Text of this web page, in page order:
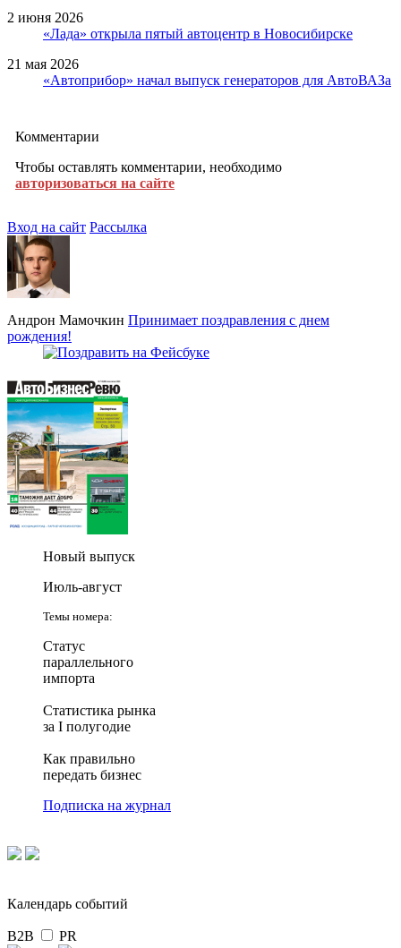
2 июня 2026
«Лада» открыла пятый автоцентр в Новосибирске
21 мая 2026
«Автоприбор» начал выпуск генераторов для АвтоВАЗа
Комментарии
Чтобы оставлять комментарии, необходимо
авторизоваться на сайте
Вход на сайт Рассылка
Андрон Мамочкин Принимает поздравления с днем
рождения!
Новый выпуск
Июль-август
Темы номера:
Статус
параллельного
импорта
Статистика рынка
за I полугодие
Как правильно
передать бизнес
Подписка на журнал
Календарь событий
B2B PR